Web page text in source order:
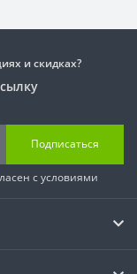
и скидках?
Подписаться
с условиями